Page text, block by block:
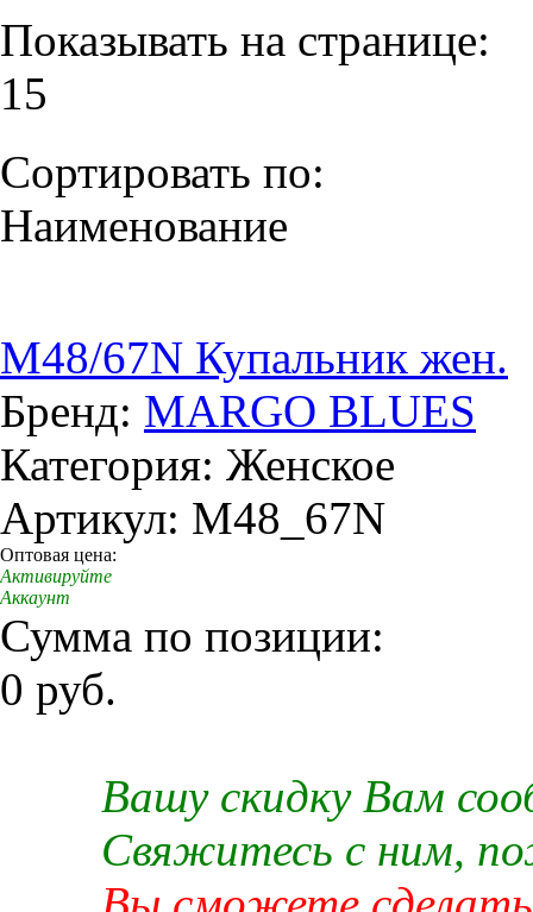
Показывать на странице:
15
Сортировать по:
Наименование
M48/67N Купальник жен.
Бренд: MARGO BLUES
Категория: Женское
Артикул: M48_67N
Оптовая цена:
Активируйте
Аккаунт
Сумма по позиции:
0 руб.
Вашу скидку Вам
Свяжитесь с ним,